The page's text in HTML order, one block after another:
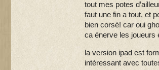
tout mes potes
faut une fin a tout, et
bien corsé! car oui
ca énerve les joueurs
la version ipad est
intéressant avec